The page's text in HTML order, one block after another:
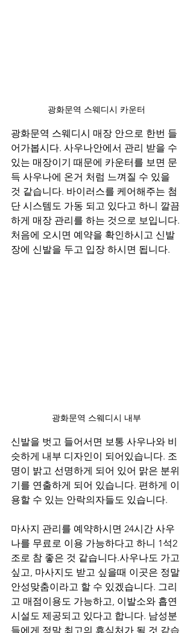
광화문역 스웨디시 카운터
광화문역 스웨디시 매장 안으로 한번 들
어가봅시다. 사우나안에서 관리 받을 수
있는 매장이기 때문에 카운터를 보면 문
득 사우나에 온거 처럼 느껴질 수 있을
것 같습니다. 바이러스를 케어해주는 첨
단 시스템도 가동 되고 있다고 하니 깔끔
하게 매장 관리를 하는 것으로 보입니다.
처음에 오시면 예약을 확인하시고 신발
장에 신발을 두고 입장 하시면 됩니다.
광화문역 스웨디시 내부
신발을 벗고 들어서면 보통 사우나와 비
슷하게 내부 디자인이 되어있습니다. 조
명이 밝고 선명하게 되어 있어 맑은 분위
기를 연출하게 되어 있습니다. 편하게 이
용할 수 있는 안락의자들도 있습니다.
마사지 관리를 예약하시면 24시간 사우
나를 무료로 이용 가능하다고 하니 1석2
조로 참 좋은 것 같습니다.사우나도 가고
싶고, 마사지도 받고 싶을때 이곳은 정말
안성맞춤이라고 할 수 있겠습니다. 그리
고 매점이용도 가능하고, 이발소와 흡연
시설도 제공되고 있다고 합니다. 남성분
들에게 정말 최고의 휴식처가 될 것 같습